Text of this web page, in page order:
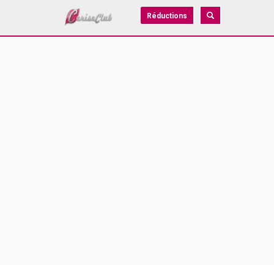
Réductions